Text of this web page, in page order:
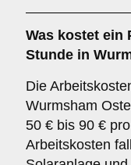
Was kostet ein
Stunde in
Die
Wurmsham
50 € bis 90 €
Arbeitskosten